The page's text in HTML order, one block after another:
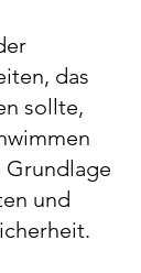
das
sollte,
Grundlage
und